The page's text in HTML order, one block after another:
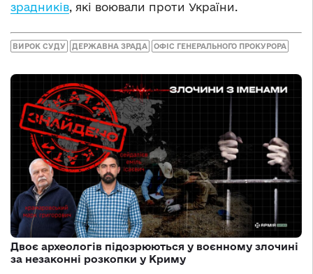
зрадників, які воювали проти України.
ВИРОК СУДУ ДЕРЖАВНА ЗРАДА ОФІС ГЕНЕРАЛЬНОГО ПРОКУРОРА
Двоє археологів підозрюються у воєнному злочині
за незаконні розкопки у Криму